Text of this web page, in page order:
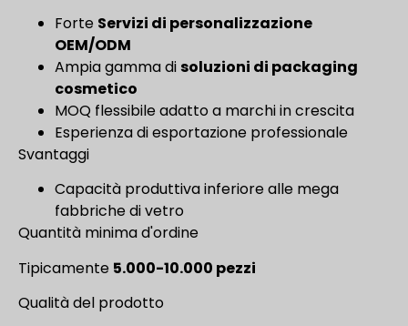
Forte Servizi di personalizzazione
OEM/ODM
Ampia gamma di soluzioni di packaging
cosmetico
MOQ flessibile adatto a marchi in crescita
Esperienza di esportazione professionale
Svantaggi
Capacità produttiva inferiore alle mega
fabbriche di vetro
Quantità minima d'ordine
Tipicamente 5.000-10.000 pezzi
Qualità del prodotto